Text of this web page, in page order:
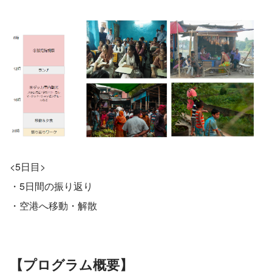
<5日目>
・5日間の振り返り
・空港へ移動・解散
【プログラム概要】